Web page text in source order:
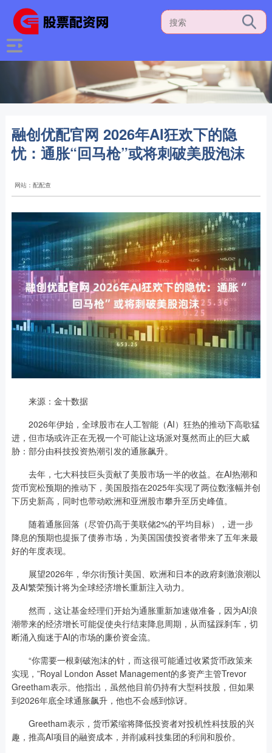
融创优配官网 2026年AI狂欢下的隐
忧：通胀“回马枪”或将刺破美股泡沫
网站：配配查
来源：金十数据
2026年伊始，全球股市在人工智能（AI）狂热的推动下高歌猛
进，但市场或许正在无视一个可能让这场派对戛然而止的巨大威
胁：部分由科技投资热潮引发的通胀飙升。
去年，七大科技巨头贡献了美股市场一半的收益。在AI热潮和
货币宽松预期的推动下，美国股指在2025年实现了两位数涨幅并创
下历史新高，同时也带动欧洲和亚洲股市攀升至历史峰值。
随着通胀回落（尽管仍高于美联储2%的平均目标），进一步
降息的预期也提振了债券市场，为美国国债投资者带来了五年来最
好的年度表现。
展望2026年，华尔街预计美国、欧洲和日本的政府刺激浪潮以
及AI繁荣预计将为全球经济增长重新注入动力。
然而，这让基金经理们开始为通胀重新加速做准备，因为AI浪
潮带来的经济增长可能促使央行结束降息周期，从而猛踩刹车，切
断涌入痴迷于AI的市场的廉价资金流。
“你需要一根刺破泡沫的针，而这很可能通过收紧货币政策来
实现，”Royal London Asset Management的多资产主管Trevor
Greetham表示。他指出，虽然他目前仍持有大型科技股，但如果
到2026年底全球通胀飙升，他也不会感到惊讶。
Greetham表示，货币紧缩将降低投资者对投机性科技股的兴
趣，推高AI项目的融资成本，并削减科技集团的利润和股价。